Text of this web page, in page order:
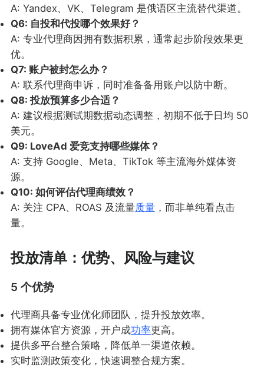
A: Yandex、VK、Telegram 是俄语区主流替代渠道。
Q6: 自投和代投哪个效果好？
A: 专业代理商因拥有数据积累，通常起步阶段效果更
优。
Q7: 账户被封怎么办？
A: 联系代理商申诉，同时准备备用账户以防中断。
Q8: 投放预算多少合适？
A: 建议根据测试期数据动态调整，初期不低于日均 50
美元。
Q9: LoveAd 爱竞支持哪些媒体？
A: 支持 Google、Meta、TikTok 等主流海外媒体资
源。
Q10: 如何评估代理商绩效？
A: 关注 CPA、ROAS 及流量质量，而非单纯看点击
量。
投放清单：优势、风险与建议
5 个优势
代理商具备专业优化师团队，提升投放效率。
拥有媒体官方资源，开户成功率更高。
提供多平台整合策略，降低单一渠道依赖。
实时监测政策变化，快速调整合规方案。